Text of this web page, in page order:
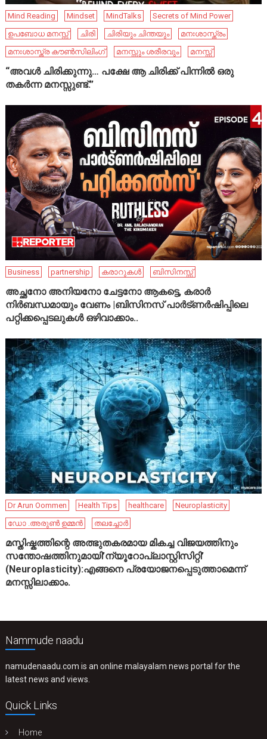
Mind Reading Mindset MindTalks
Secrets of Mind Power
ഉപബോധ മനസ്സ്
ചിരി ചിരിയും ചിന്തയും
മനഃശാസ്ത്രം
മനഃശാസ്ത്ര കൗൺസിലിംഗ്
മനസ്സും ശരീരവും മനസ്സ്
“അവൾ ചിരിക്കുന്നു… പക്ഷേ ആ ചിരിക്ക് പിന്നിൽ ഒരു
തകർന്ന മനസ്സുണ്ട്.”
Business partnership കരാറുകൾ ബിസിനസ്സ്
അച്ഛനോ അനിയനോ ചേട്ടനോ ആകട്ടെ, കരാർ
നിർബന്ധമായും വേണം |ബിസിനസ് പാർട്ണർഷിപ്പിലെ
പറ്റിക്കപ്പെടലുകൾ ഒഴിവാക്കാം..
Dr Arun Oommen Health Tips healthcare
Neuroplasticity
ഡോ .അരുൺ ഉമ്മൻ
തലച്ചോർ
മസ്തിഷ്കത്തിന്റെ അത്ഭുതകരമായ മികച്ച വിജയത്തിനും
സന്തോഷത്തിനുമായി’ന്യൂറോപ്ലാസ്റ്റിസിറ്റി’
(Neuroplasticity):എങ്ങനെ പ്രയോജനപ്പെടുത്താമെന്ന്
മനസ്സിലാക്കാം.
Nammude naadu
namudenaadu.com is an online malayalam news portal for the
latest news and views.
Quick Links
Home